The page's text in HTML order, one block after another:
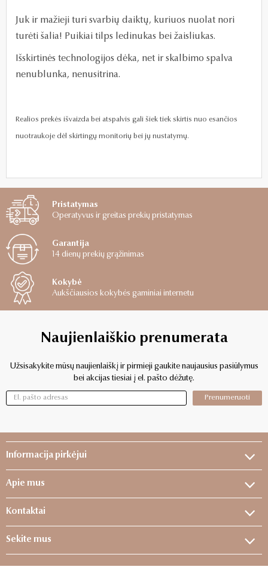
Juk ir mažieji turi svarbių daiktų, kuriuos nuolat nori
turėti šalia! Puikiai tilps ledinukas bei žaisliukas.
Išskirtinės technologijos dėka, net ir skalbimo spalva
nenublunka, nenusitrina.
Realios prekės išvaizda bei atspalvis gali šiek tiek skirtis nuo esančios
nuotraukoje dėl skirtingų monitorių bei jų nustatymų.
Pristatymas
Operatyvus ir greitas prekių pristatymas
Garantija
14 dienų prekių grąžinimas
Kokybė
Aukščiausios kokybės gaminiai internetu
Naujienlaiškio prenumerata
Užsisakykite mūsų naujienlaiškį ir pirmieji gaukite naujausius pasiūlymus
bei akcijas tiesiai į el. pašto dėžutę.
Prenumeruoti
Informacija pirkėjui
Apie mus
Kontaktai
Sekite mus